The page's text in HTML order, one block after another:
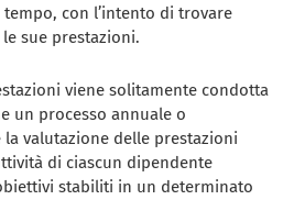
con l’intento di trovare
sue prestazioni.
viene solitamente condotta
un processo annuale o
valutazione delle prestazioni
di ciascun dipendente
stabiliti in un determinato